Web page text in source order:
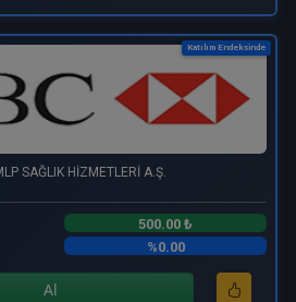
Katılım Endeksinde
SAĞLIK HİZMETLERİ A.Ş.
500.00 ₺
%0.00
Al